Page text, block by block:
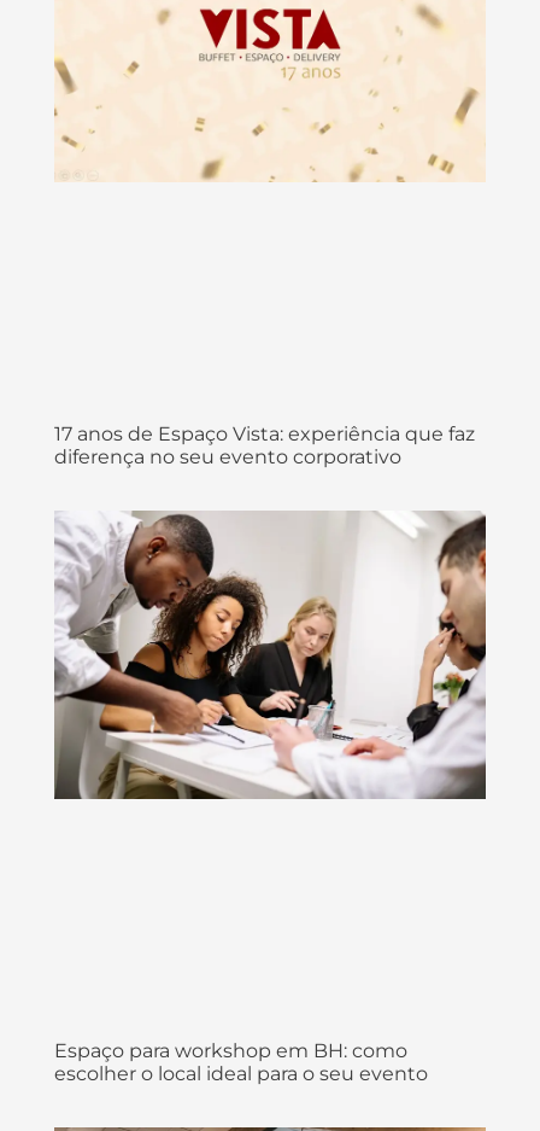
17 anos de Espaço Vista: experiência que faz
diferença no seu evento corporativo
Espaço para workshop em BH: como
escolher o local ideal para o seu evento